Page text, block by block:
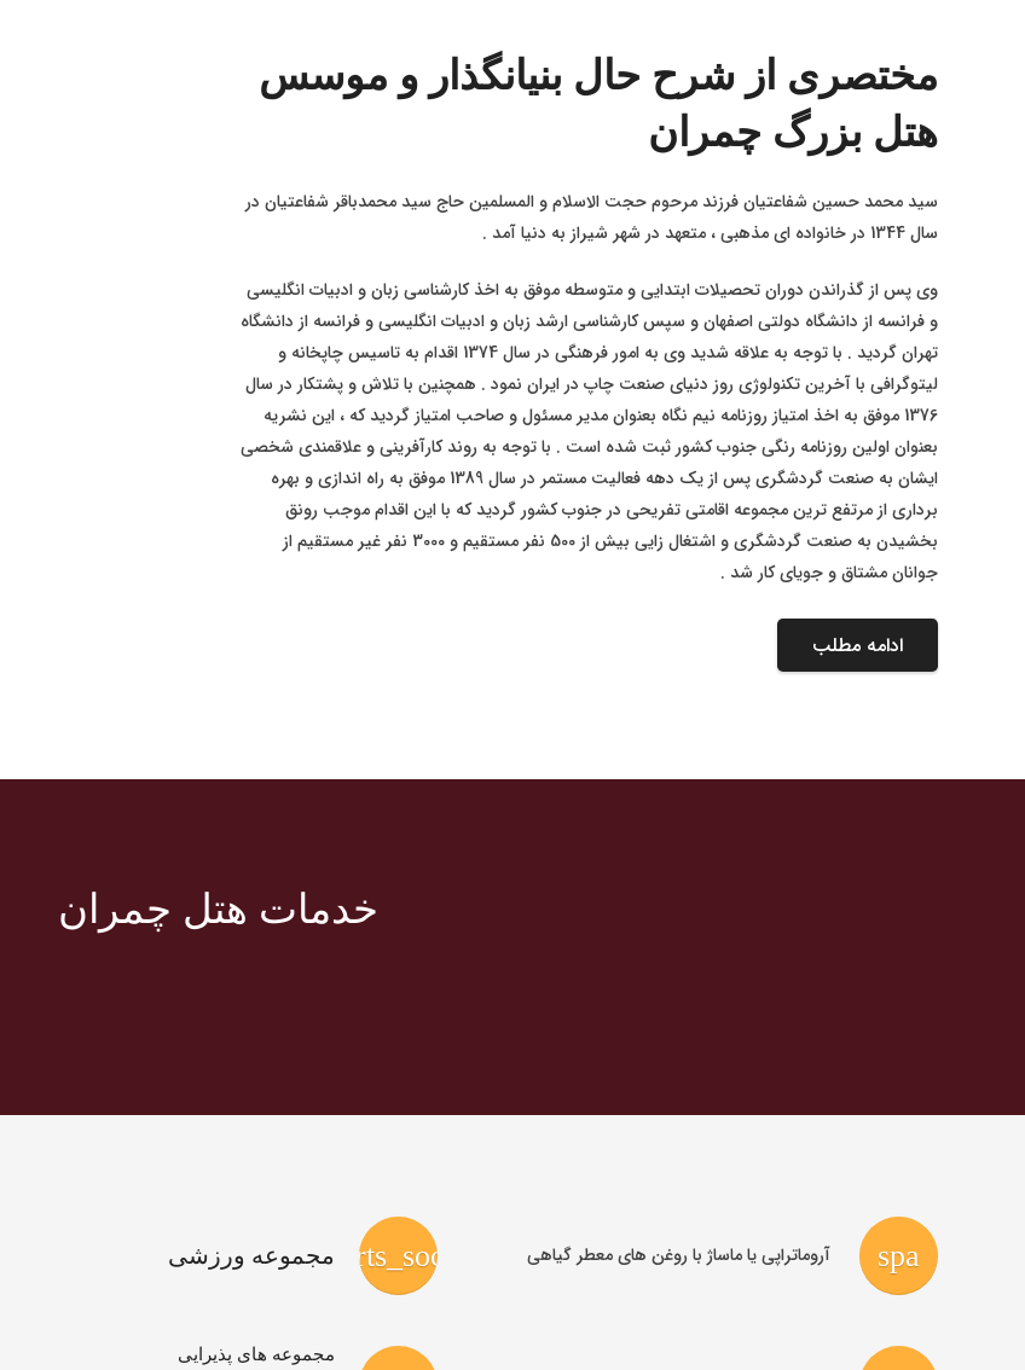
مختصری از شرح حال بنیانگذار و موسس
هتل بزرگ چمران
سید محمد حسین شفاعتیان فرزند مرحوم حجت الاسلام و المسلمین حاج سید محمدباقر شفاعتیان در
سال 1344 در خانواده ای مذهبی ، متعهد در شهر شیراز به دنیا آمد .
وی پس از گذراندن دوران تحصیلات ابتدایی و متوسطه موفق به اخذ کارشناسی زبان و ادبیات انگلیسی
و فرانسه از دانشگاه دولتی اصفهان و سپس کارشناسی ارشد زبان و ادبیات انگلیسی و فرانسه از دانشگاه
تهران گردید . با توجه به علاقه شدید وی به امور فرهنگی در سال 1374 اقدام به تاسیس چاپخانه و
لیتوگرافی با آخرین تکنولوژی روز دنیای صنعت چاپ در ایران نمود . همچنین با تلاش و پشتکار در سال
1376 موفق به اخذ امتیاز روزنامه نیم نگاه بعنوان مدیر مسئول و صاحب امتیاز گردید که ، این نشریه
بعنوان اولین روزنامه رنگی جنوب کشور ثبت شده است . با توجه به روند کارآفرینی و علاقمندی شخصی
ایشان به صنعت گردشگری پس از یک دهه فعالیت مستمر در سال 1389 موفق به راه اندازی و بهره
برداری از مرتفع ترین مجموعه اقامتی تفریحی در جنوب کشور گردید که با این اقدام موجب رونق
بخشیدن به صنعت گردشگری و اشتغال زایی بیش از 500 نفر مستقیم و 3000 نفر غیر مستقیم از
جوانان مشتاق و جویای کار شد .
ادامه مطلب
خدمات هتل چمران
spa آروماتراپی یا ماساژ با روغن های معطر گیاهی sports_soccerمجموعه ورزشی
مجموعه های پذیرایی